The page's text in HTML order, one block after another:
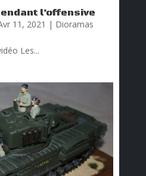
l’offensive
11, 2021 | Dioramas
Les...